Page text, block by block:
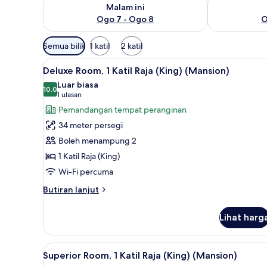
Malam ini
Ogo 7 - Ogo 8
Penapis
yang
tersedia
untuk
bilik
Semua bilik 1 katil 2 katil
Lihat
semua
foto
untuk
Deluxe
Room,
1
Katil
Raja
(King)
Deluxe Room, 1 Katil Raja
5
Deluxe Room, 1 Katil Raja (King) (Mansion)
10.010.0 daripada 10
Luar biasa
1 ulasan
(1
ulasan)
Pemandangan tempat peranginan
34 meter persegi
Boleh menampung 2
1 Katil Raja (King)
Wi-Fi percuma
Butiran lanjut
Butiran
Room,
Katil
Raja
Lihat
Lihat
semua
Superior Room, 1 Katil Raja
4
Superior Room, 1 Katil Raja (King) (Mansion)